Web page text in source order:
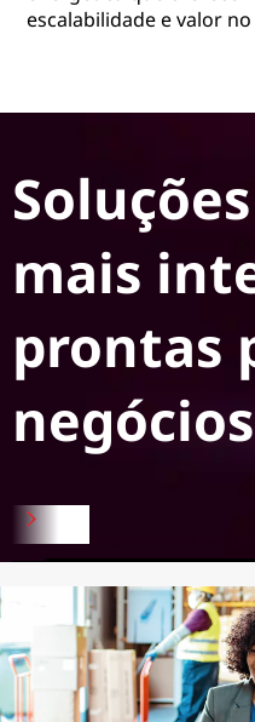
escalabilidade e valor
mais
prontas
negócios
Infraestrutura In-a-